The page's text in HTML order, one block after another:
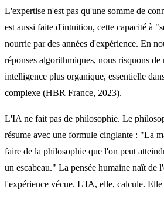
L'expertise n'est pas qu'une somme de
est aussi faite d'intuition, cette capacité à
nourrie par des années d'expérience. En
réponses algorithmiques, nous risquons de
intelligence plus organique, essentielle
complexe (HBR France, 2023).
L'IA ne fait pas de philosophie. Le
résume avec une formule cinglante : "La
faire de la philosophie que l'on peut
un escabeau." La pensée humaine naît de
l'expérience vécue. L'IA, elle, calcule. Elle